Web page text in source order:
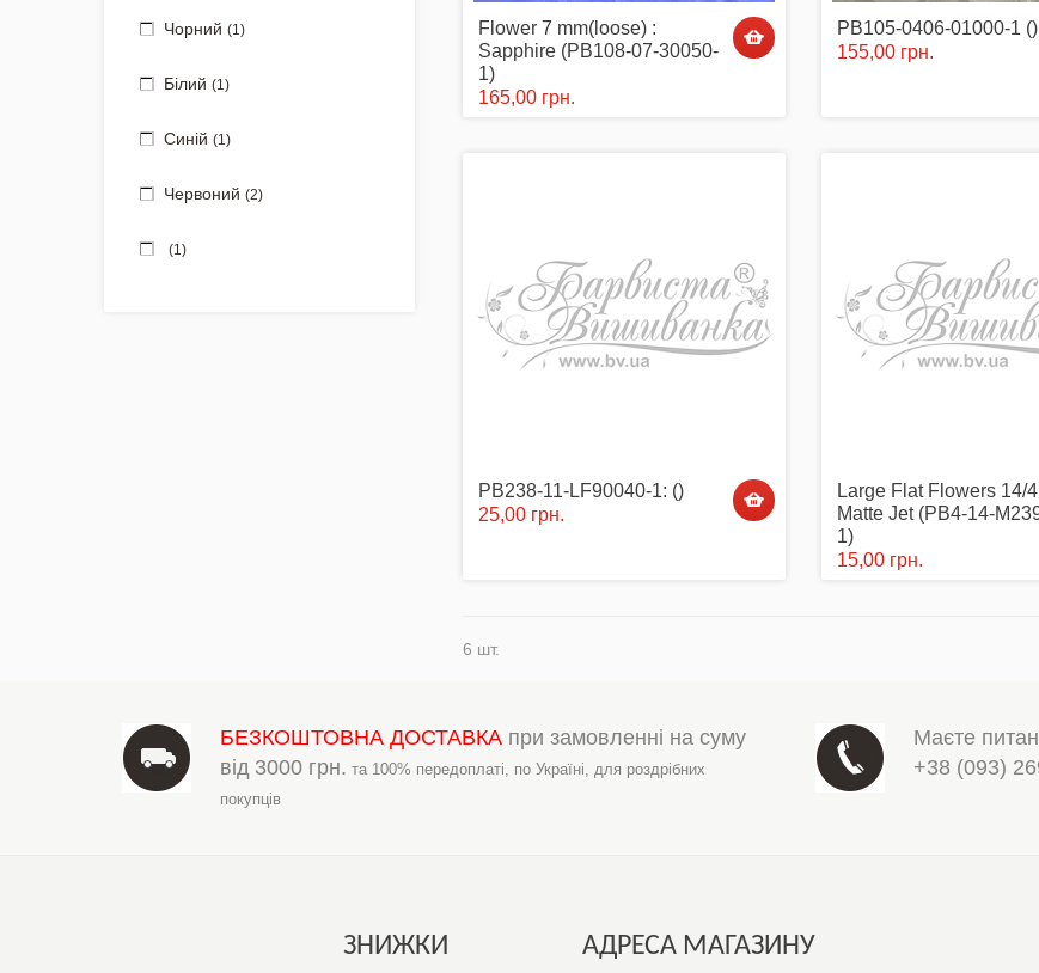
Flower 7 mm(loose) :
Sapphire (PB108-07-30050-
1)
165,00 грн.
PB105-0406-01000-1 ()
155,00 грн.
PB238-11-LF90040-1: ()
25,00 грн.
Large Flat Flowers 14/
Matte Jet (PB4-14-
1)
15,00 грн.
6 шт.
Великодні рушники з
Чорний (1)
Білий (1)
Синій (1)
Червоний (2)
(1)
БЕЗКОШТОВНА ДОСТАВКА при замовленні на суму
від 3000 грн. та 100% передоплаті, по Україні, для роздрібних
покупців
Маєте
+38 (093)
ЗНИЖКИ АДРЕСА МАГАЗИНУ